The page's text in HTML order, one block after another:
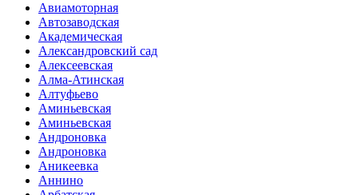
Авиамоторная
Автозаводская
Академическая
Александровский сад
Алексеевская
Алма-Атинская
Алтуфьево
Аминьевская
Аминьевская
Андроновка
Андроновка
Аникеевка
Аннино